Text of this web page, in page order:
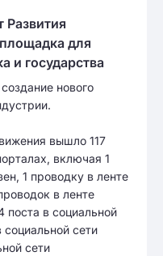
Развития
для
и государства
нового
вышло 117
включая 1
1 проводку в ленте
в ленте
поста в социальной
социальной сети
сети